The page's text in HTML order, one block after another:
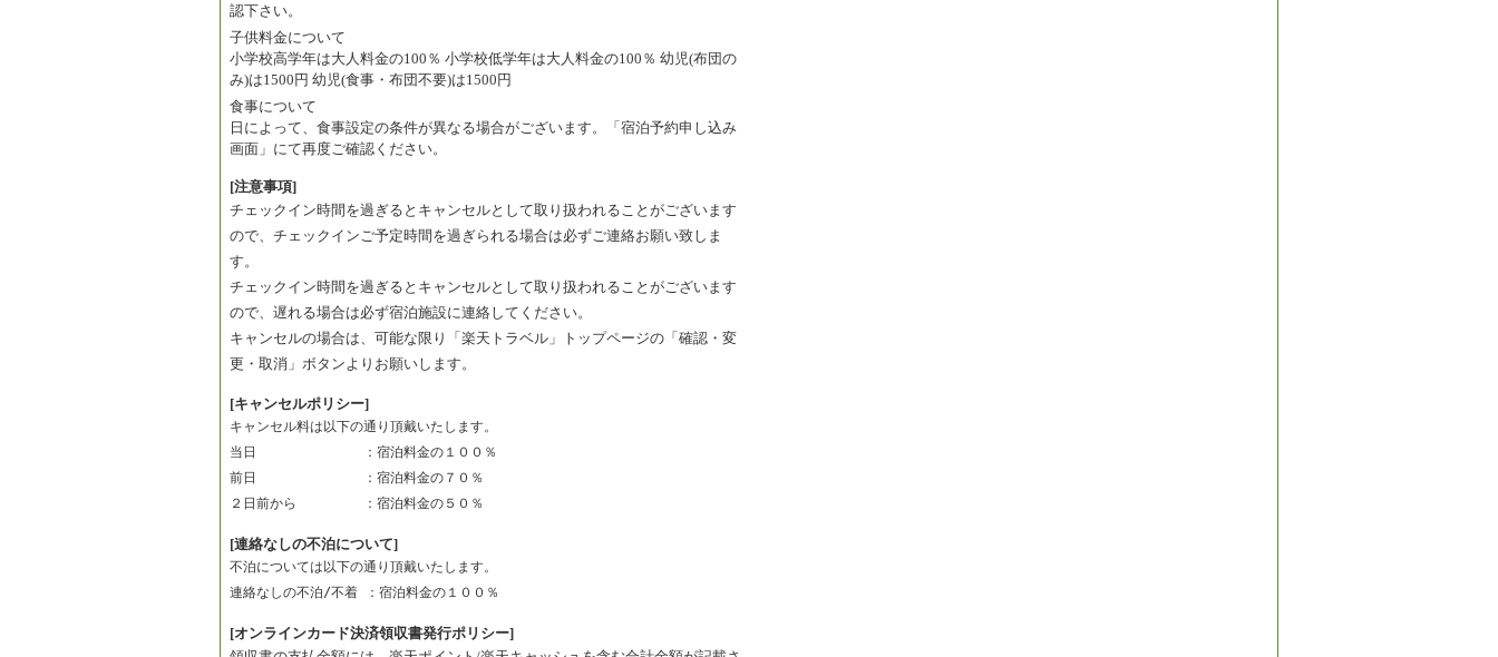
認下さい。
子供料金について
小学校高学年は大人料金の100％ 小学校低学年は大人料金の100％ 幼児(布団の
み)は1500円 幼児(食事・布団不要)は1500円
食事について
日によって、食事設定の条件が異なる場合がございます。「宿泊予約申し込み
画面」にて再度ご確認ください。
[注意事項]
チェックイン時間を過ぎるとキャンセルとして取り扱われることがございます
ので、チェックインご予定時間を過ぎられる場合は必ずご連絡お願い致しま
す。
チェックイン時間を過ぎるとキャンセルとして取り扱われることがございます
ので、遅れる場合は必ず宿泊施設に連絡してください。
キャンセルの場合は、可能な限り「楽天トラベル」トップページの「確認・変
更・取消」ボタンよりお願いします。
[キャンセルポリシー]
キャンセル料は以下の通り頂戴いたします。
当日　　　　　　　　：宿泊料金の１００％
前日　　　　　　　　：宿泊料金の７０％
２日前から　　　　　：宿泊料金の５０％
[連絡なしの不泊について]
不泊については以下の通り頂戴いたします。
連絡なしの不泊/不着 ：宿泊料金の１００％
[オンラインカード決済領収書発行ポリシー]